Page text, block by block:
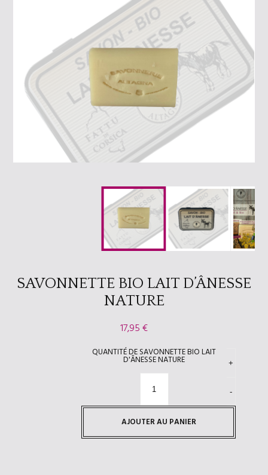
SAVONNETTE BIO LAIT D’ÂNESSE
NATURE
17,95€
QUANTITÉ DE SAVONNETTE BIO LAIT
D'ÂNESSE NATURE
AJOUTER AU PANIER